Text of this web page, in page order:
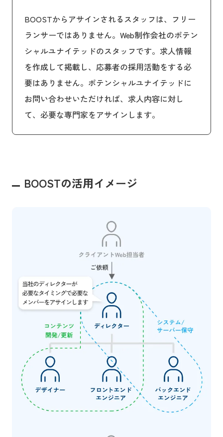
BOOSTからアサインされるスタッフは、フリー
ランサーではありません。Web制作会社のポテン
シャルユナイテッドのスタッフです。求人情報
を作成して掲載し、応募者の採用活動をする必
要はありません。ポテンシャルユナイテッドに
お問い合わせいただければ、求人内容に対し
て、必要な専門家をアサインします。
BOOSTの活用イメージ